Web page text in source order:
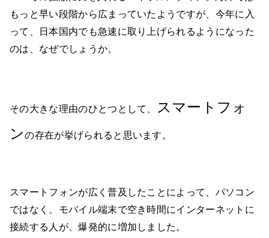
もっと早い段階から広まっていたようですが、今年に入
って、日本国内でも急速に取り上げられるようになった
のは、なぜでしょうか。
その大きな理由のひとつとして、
スマートフォ
ンの存在が挙げられると思います。
スマートフォンが広く普及したことによって、パソコン
ではなく、モバイル端末で空き時間にインターネットに
接続する人が、爆発的に増加しました。